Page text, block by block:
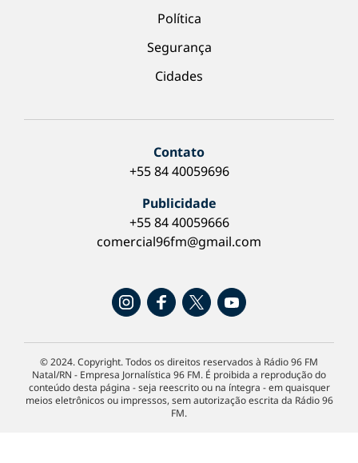
Política
Segurança
Cidades
Contato
+55 84 40059696
Publicidade
+55 84 40059666
comercial96fm@gmail.com
© 2024. Copyright. Todos os direitos reservados à Rádio 96 FM
Natal/RN - Empresa Jornalística 96 FM. É proibida a reprodução do
conteúdo desta página - seja reescrito ou na íntegra - em quaisquer
meios eletrônicos ou impressos, sem autorização escrita da Rádio 96
FM.